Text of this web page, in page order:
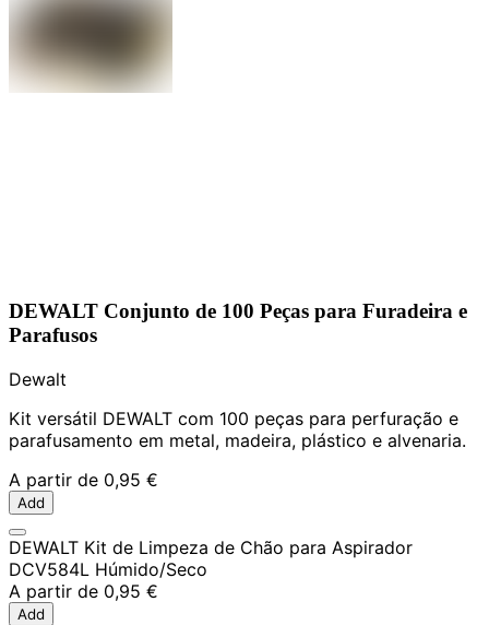
DEWALT Conjunto de 100 Peças para Furadeira e
Parafusos
Dewalt
Kit versátil DEWALT com 100 peças para perfuração e
parafusamento em metal, madeira, plástico e alvenaria.
A partir de 0,95 €
Add
DEWALT Kit de Limpeza de Chão para Aspirador
DCV584L Húmido/Seco
A partir de 0,95 €
Add